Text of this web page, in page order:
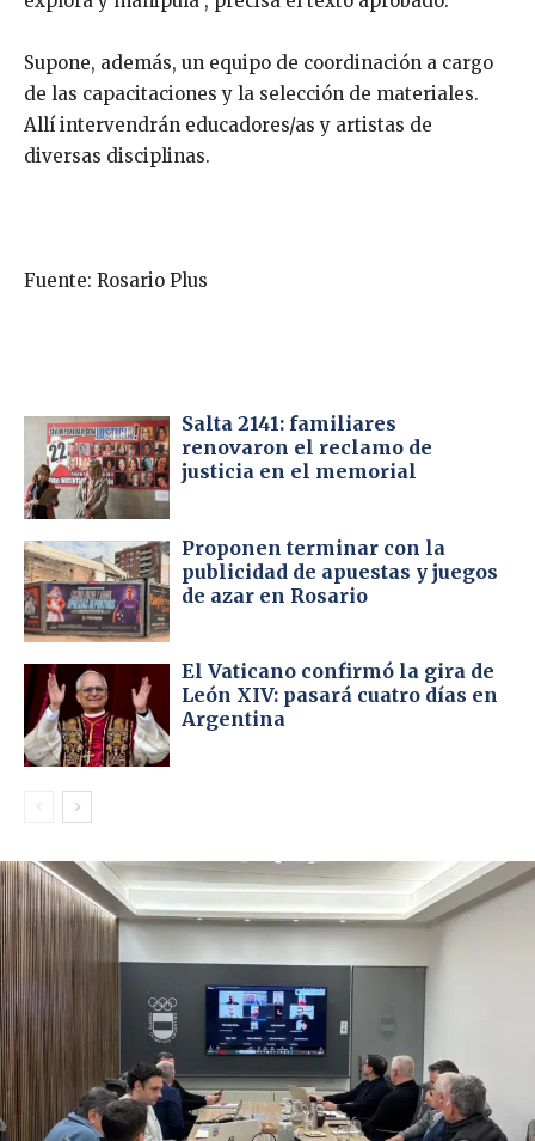
Supone, además, un equipo de coordinación a cargo
de las capacitaciones y la selección de materiales.
Allí intervendrán educadores/as y artistas de
diversas disciplinas.
Fuente: Rosario Plus
Salta 2141: familiares
renovaron el reclamo de
justicia en el memorial
Proponen terminar con la
publicidad de apuestas y juegos
de azar en Rosario
El Vaticano confirmó la gira de
León XIV: pasará cuatro días en
Argentina